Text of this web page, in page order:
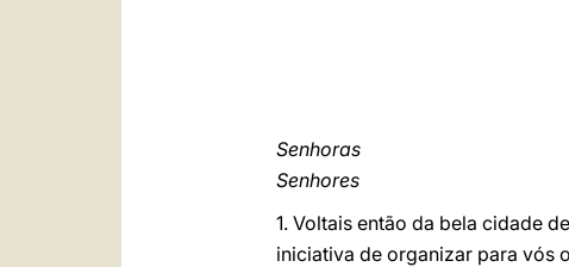
Senhoras
Senhores
1. Voltais então da bela cidade
iniciativa de organizar para vós